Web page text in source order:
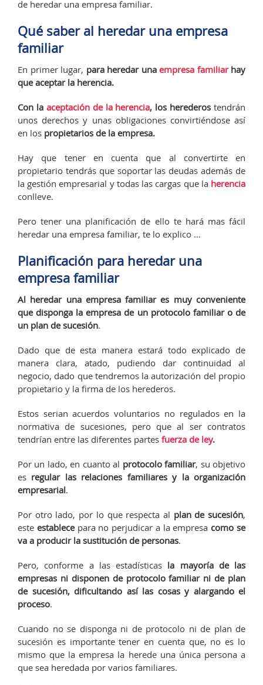
de heredar una empresa familiar.
Qué saber al heredar una empresa
familiar
En primer lugar, para heredar una empresa familiarhay
que aceptar la herencia.
Con la aceptación de la herencia, los herederos tendrán
unos derechos y unas obligaciones convirtiéndose así
en los propietarios de la empresa.
Hay que tener en cuenta que al convertirte en
propietario tendrás que soportar las deudas además de
la gestión empresarial y todas las cargas que la herencia
conlleve.
Pero tener una planificación de ello te hará mas fácil
heredar una empresa familiar, te lo explico …
Planificación para heredar una
empresa familiar
Al heredar una empresa familiar es muy conveniente
que disponga la empresa de un protocolo familiar o de
un plan de sucesión.
Dado que de esta manera estará todo explicado de
manera clara, atado, pudiendo dar continuidad al
negocio, dado que tendremos la autorización del propio
propietario y la firma de los herederos.
Estos serian acuerdos voluntarios no regulados en la
normativa de sucesiones, pero que al ser contratos
tendrían entre las diferentes partes fuerza de ley.
Por un lado, en cuanto al protocolo familiar, su objetivo
es regular las relaciones familiares y la organización
empresarial.
Por otro lado, por lo que respecta al plan de sucesión,
este establecepara no perjudicar a la empresacomo se
va a producir la sustitución de personas.
Pero, conforme a las estadísticas la mayoría de las
empresas ni disponen de protocolo familiar ni de plan
de sucesión, dificultando así las cosas y alargando el
proceso.
Cuando no se disponga ni de protocolo ni de plan de
sucesión es importante tener en cuenta que, no es lo
mismo que la empresa la herede una única persona a
que sea heredada por varios familiares.